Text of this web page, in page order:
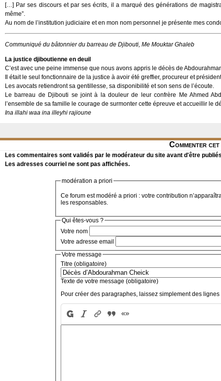
[…] Par ses discours et par ses écrits, il a marqué des générations de
même”.
Au nom de l’institution judiciaire et en mon nom personnel je présente mes
Communiqué du bâtonnier du barreau de Djibouti, Me Mouktar Ghaleb
La justice djiboutienne en deuil
C’est avec une peine immense que nous avons appris le décès de
Il était le seul fonctionnaire de la justice à avoir été greffier, procureur et
Les avocats retiendront sa gentillesse, sa disponibilité et son sens de l’écoute.
Le barreau de Djibouti se joint à la douleur de leur confrère Me Ahmed
l’ensemble de sa famille le courage de surmonter cette épreuve et accueillir le
Ina illahi waa ina illeyhi rajioune
Commenter
Les commentaires sont validés par le modérateur du site avant d'être
Les adresses courriel ne sont pas affichées.
modération a priori
Ce forum est modéré a priori : votre contribution
les responsables.
Qui êtes-vous ?
Votre nom
Votre adresse email
Votre message
Titre (obligatoire)
Texte de votre message (obligatoire)
Pour créer des paragraphes, laissez simplement des lignes